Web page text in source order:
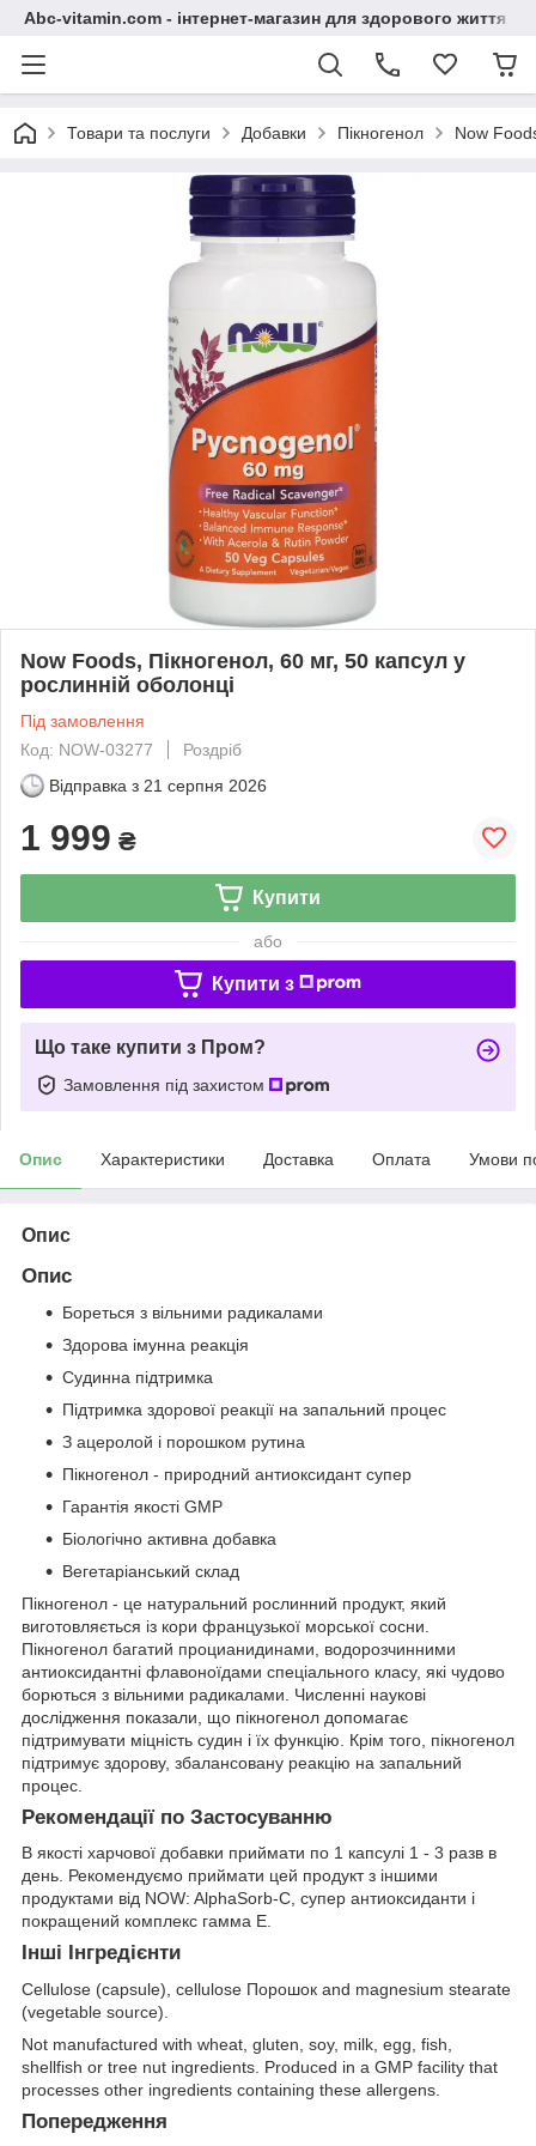
Abc-vitamin.com - інтернет-магазин для здорового життя
Товари та послуги Добавки Пікногенол Now
Now Foods, Пікногенол, 60 мг, 50 капсул у
рослинній оболонці
Під замовлення
Код: NOW-03277
Роздріб
Відправка з 21 серпня 2026
1 999 ₴
Купити
або
Купити з
Що таке купити з Пром?
Замовлення під захистом
Опис Характеристики Доставка Оплата Умови
Опис
Опис
Бореться з вільними радикалами
Здорова імунна реакція
Судинна підтримка
Підтримка здорової реакції на запальний процес
З ацеролой і порошком рутина
Пікногенол - природний антиоксидант супер
Гарантія якості GMP
Біологічно активна добавка
Вегетаріанський склад
Пікногенол - це натуральний рослинний продукт, який
виготовляється із кори французької морської сосни.
Пікногенол багатий процианидинами, водорозчинними
антиоксидантні флавоноїдами спеціального класу, які чудово
борються з вільними радикалами. Численні наукові
дослідження показали, що пікногенол допомагає
підтримувати міцність судин і їх функцію. Крім того, пікногенол
підтримує здорову, збалансовану реакцію на запальний
процес.
Рекомендації по Застосуванню
В якості харчової добавки приймати по 1 капсулі 1 - 3 разв в
день. Рекомендуємо приймати цей продукт з іншими
продуктами від NOW: AlphaSorb-C, супер антиоксиданти і
покращений комплекс гамма E.
Інші Інгредієнти
Cellulose (capsule), cellulose Порошок and magnesium stearate
(vegetable source).
Not manufactured with wheat, gluten, soy, milk, egg, fish,
shellfish or tree nut ingredients. Produced in a GMP facility that
processes other ingredients containing these allergens.
Попередження